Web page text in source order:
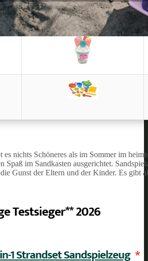
nichts Schöneres als im Sommer im
Spaß im Sandkasten ausgerichtet.
Gunst der Eltern und der Kinder. Es gibt
Testsieger** 2026
1 Strandset Sandspielzeug *